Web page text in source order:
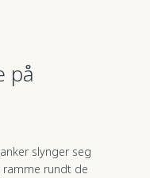
på
slynger seg
rundt de